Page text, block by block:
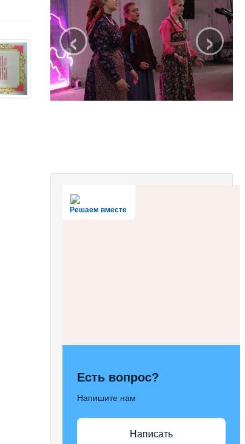
‹ ›
Решаем вместе
Есть вопрос?
Напишите нам
Написать